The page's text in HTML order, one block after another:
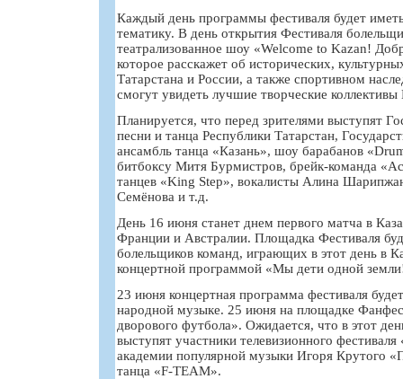
Каждый день программы фестиваля будет
тематику. В день открытия Фестиваля
театрализованное шоу «Welcome to Kazan!
которое расскажет об исторических,
Татарстана и России, а также спортивном
смогут увидеть лучшие творческие
Планируется, что перед зрителями выступят
песни и танца Республики Татарстан,
ансамбль танца «Казань», шоу барабанов
битбоксу Митя Бурмистров, брейк-команда
танцев «King Step», вокалисты Алина
Семёнова и т.д.
День 16 июня станет днем первого матча в
Франции и Австралии. Площадка Фестиваля
болельщиков команд, играющих в этот день в
концертной программой «Мы дети одной
23 июня концертная программа фестиваля
народной музыке. 25 июня на площадке
дворового футбола». Ожидается, что в этот
выступят участники телевизионного
академии популярной музыки Игоря Крутого
танца «F-TEAM».